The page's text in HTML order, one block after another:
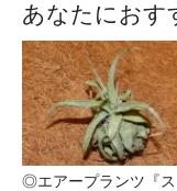
あなたにおす
◎エアープランツ『ス